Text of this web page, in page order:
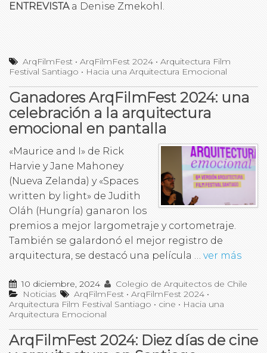
ENTREVISTA a Denise Zmekohl.
ArqFilmFest •ArqFilmFest 2024 •Arquitectura Film
Festival Santiago • Hacia una Arquitectura Emocional
Ganadores ArqFilmFest 2024: una
celebración a la arquitectura
emocional en pantalla
«Maurice and I» de Rick
Harvie y Jane Mahoney
(Nueva Zelanda) y «Spaces
written by light» de Judith
Oláh (Hungría) ganaron los
premios a mejor largometraje y cortometraje.
También se galardonó el mejor registro de
arquitectura, se destacó una película … ver más
10 diciembre, 2024
Colegio de Arquitectos de Chile
Noticias
ArqFilmFest •ArqFilmFest 2024 •
Arquitectura Film Festival Santiago • cine • Hacia una
Arquitectura Emocional
ArqFilmFest 2024: Diez días de cine